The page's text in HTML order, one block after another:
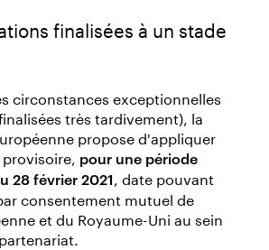
finalisées à un stade
circonstances exceptionnelles
très tardivement), la
propose d'appliquer
pour une période
28 février 2021 , date pouvant
consentement mutuel de
et du Royaume-Uni au sein